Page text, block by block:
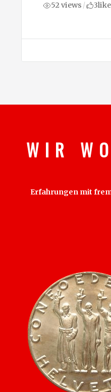
52 views / 3
W I R W
Erfahrungen mit